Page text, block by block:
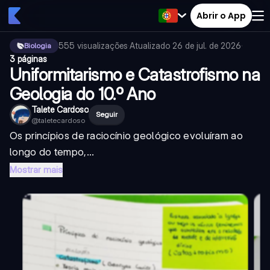
Abrir o App
Biologia 555 visualizações·Atualizado 26 de jul. de 2026·
3 páginas
Uniformitarismo e Catastrofismo na
Geologia do 10.º Ano
Talete Cardoso
@taletecardoso
Seguir
Os princípios de raciocínio geológico evoluíram ao
longo do tempo,...
Mostrar mais